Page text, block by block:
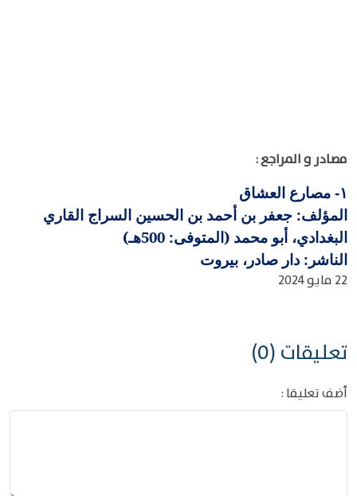
مصادر و المراجع :
١-
مصارع العشاق
المؤلف: جعفر بن أحمد بن الحسين السراج القاري
البغدادي، أبو محمد (المتوفى: 500هـ)
الناشر: دار صادر، بيروت
22 مايو 2024
تعليقات (0)
أضف تعليقا :